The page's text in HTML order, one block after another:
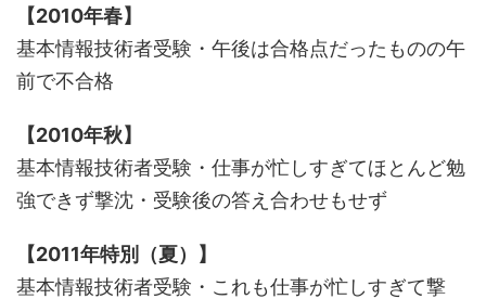
【2010年春】
基本情報技術者受験・午後は合格点だったものの午
前で不合格
【2010年秋】
基本情報技術者受験・仕事が忙しすぎてほとんど勉
強できず撃沈・受験後の答え合わせもせず
【2011年特別（夏）】
基本情報技術者受験・これも仕事が忙しすぎて撃